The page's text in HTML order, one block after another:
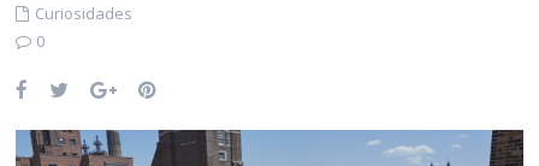
Curiosidades
0